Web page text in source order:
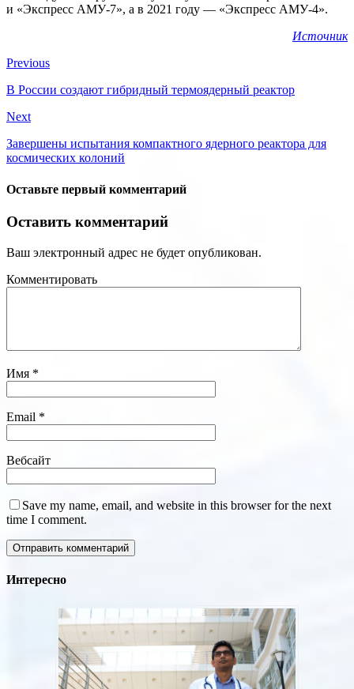
и «Экспресс АМУ-7», а в 2021 году — «Экспресс АМУ-4».
Источник
Previous
В России создают гибридный термоядерный реактор
Next
Завершены испытания компактного ядерного реактора для
космических колоний
Оставьте первый комментарий
Оставить комментарий
Ваш электронный адрес не будет опубликован.
Комментировать
Имя *
Email *
Вебсайт
Save my name, email, and website in this browser for the next
time I comment.
Интересно